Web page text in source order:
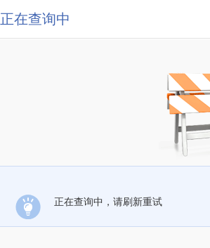
正在查询中
正在查询中，请刷新重试